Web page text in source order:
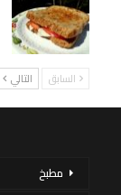
السابق التالي
مطبخ